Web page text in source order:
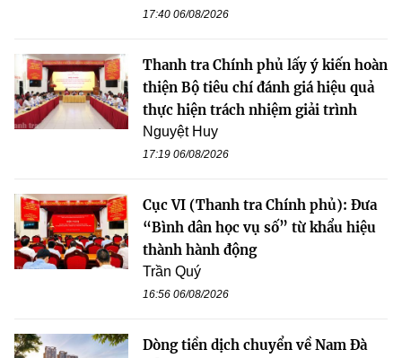
17:40 06/08/2026
Thanh tra Chính phủ lấy ý kiến hoàn
thiện Bộ tiêu chí đánh giá hiệu quả
thực hiện trách nhiệm giải trình
Nguyệt Huy
17:19 06/08/2026
Cục VI (Thanh tra Chính phủ): Đưa
“Bình dân học vụ số” từ khẩu hiệu
thành hành động
Trần Quý
16:56 06/08/2026
Dòng tiền dịch chuyển về Nam Đà